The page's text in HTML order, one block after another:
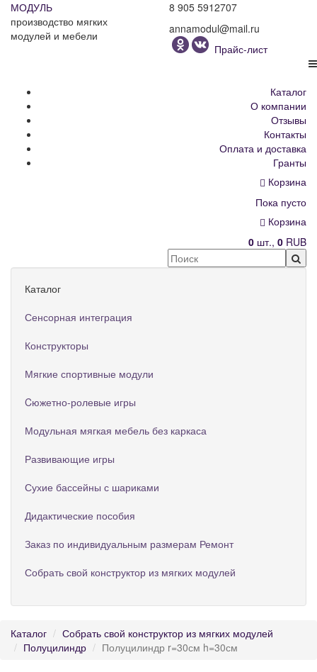
МОДУЛЬ
производство мягких
модулей и мебели
8 905 5912707
annamodul@mail.ru
Прайс-лист
Каталог
О компании
Отзывы
Контакты
Оплата и доставка
Гранты
Корзина
Пока пусто
Корзина
0 шт., 0 RUB
Каталог
Сенсорная интеграция
Конструкторы
Мягкие спортивные модули
Cюжетно-ролевые игры
Модульная мягкая мебель без каркаса
Развивающие игры
Сухие бассейны с шариками
Дидактические пособия
Заказ по индивидуальным размерам Ремонт
Собрать свой конструктор из мягких модулей
Каталог
Собрать свой конструктор из мягких модулей
Полуцилиндр
Полуцилиндр r=30см h=30см